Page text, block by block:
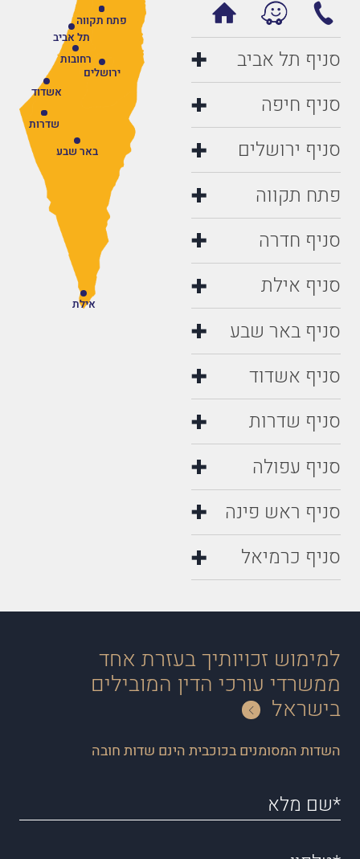
סניף תל אביב
סניף חיפה
סניף ירושלים
פתח תקווה
סניף חדרה
סניף אילת
סניף באר שבע
סניף אשדוד
סניף שדרות
סניף עפולה
סניף ראש פינה
סניף כרמיאל
רחובות
תל אביב
ירושלים
פתח תקווה
אילת
באר שבע
אשדוד
שדרות
למימוש זכויותיך בעזרת אחד
ממשרדי עורכי הדין המובילים
בישראל
השדות המסומנים בכוכבית הינם שדות חובה